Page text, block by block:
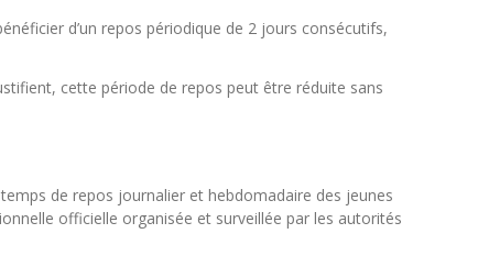
d’un repos périodique de 2 jours consécutifs,
cette période de repos peut être réduite sans
de repos journalier et hebdomadaire des jeunes
officielle organisée et surveillée par les autorités